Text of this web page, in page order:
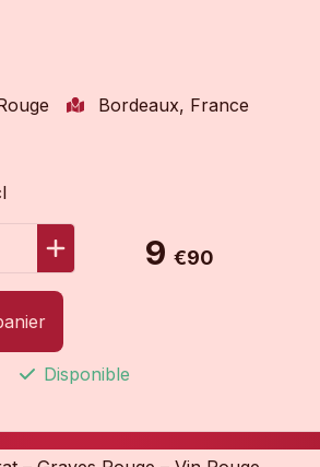
Bordeaux, France
9€90
Disponible